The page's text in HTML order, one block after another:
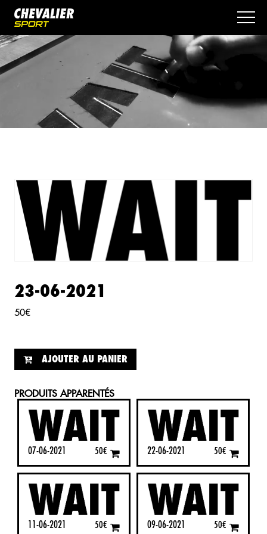
23-06-2021
50€
AJOUTER AU PANIER
PRODUITS APPARENTÉS
07-06-2021 50€ 22-06-2021 50€
11-06-2021 50€ 09-06-2021 50€